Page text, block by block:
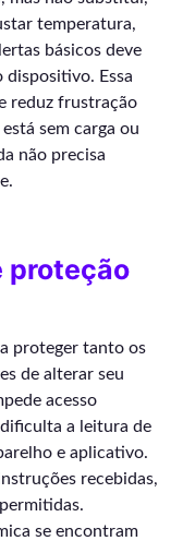
temperatura,
básicos deve
Essa
reduz frustração
sem carga ou
não precisa
proteção
proteger tanto os
de alterar seu
acesso
a leitura de
e aplicativo.
recebidas,
se encontram